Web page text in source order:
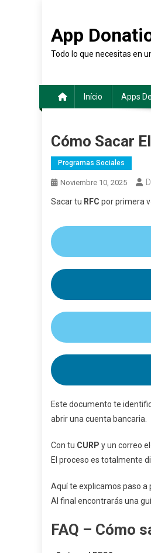
contenido
App
Todo lo que necesitas en
Início Apps
Cómo Sacar
Programas Sociales
Noviembre 10, 2025
Sacar tu RFC por primera
Este documento te
abrir una cuenta bancaria.
Con tu CURP y un correo
El proceso es totalmente
Aquí te explicamos paso a
Al final encontrarás una
FAQ – Cómo